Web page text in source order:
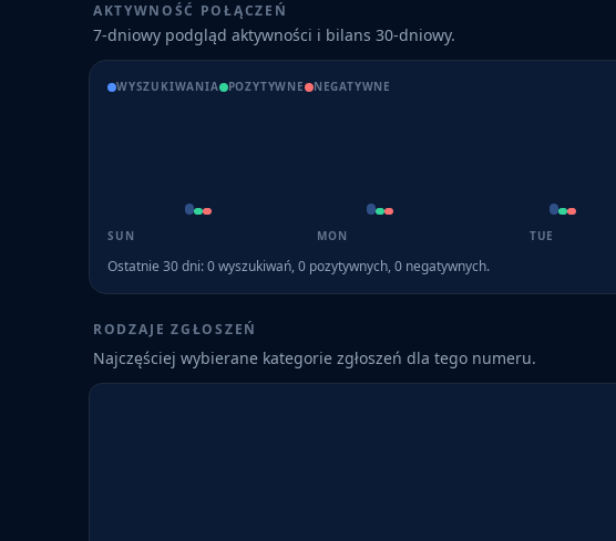
AKTYWNOŚĆ POŁĄCZEŃ
7-dniowy podgląd aktywności i bilans 30-dniowy.
WYSZUKIWANIA POZYTYWNE NEGATYWNE
SUN MON TUE
Ostatnie 30 dni:0wyszukiwań,0 pozytywnych,0 negatywnych.
RODZAJE ZGŁOSZEŃ
Najczęściej wybierane kategorie zgłoszeń dla tego numeru.